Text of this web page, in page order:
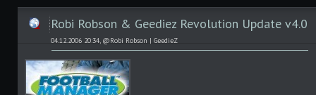
Robi Robson & Geediez Revolution Update v4.0
04.12.2006 20:34, @Robi Robson | GeedieZ